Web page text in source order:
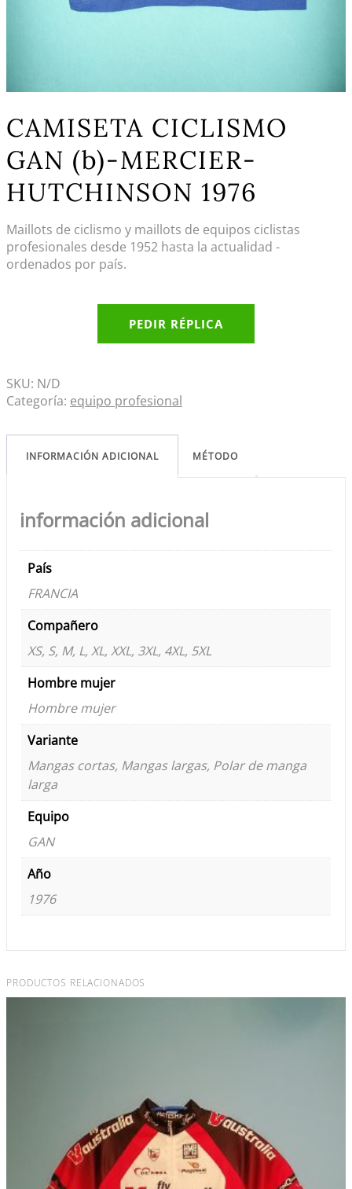
CAMISETA CICLISMO
GAN (b)-MERCIER-
HUTCHINSON 1976
Maillots de ciclismo y maillots de equipos ciclistas
profesionales desde 1952 hasta la actualidad -
ordenados por país.
PEDIR RÉPLICA
SKU: N/D
Categoría: equipo profesional
INFORMACIÓN ADICIONAL MÉTODO
información adicional
País
FRANCIA
Compañero
XS, S, M, L, XL, XXL, 3XL, 4XL, 5XL
Hombre mujer
Hombre mujer
Variante
Mangas cortas, Mangas largas, Polar de manga
larga
Equipo
GAN
Año
1976
PRODUCTOS RELACIONADOS